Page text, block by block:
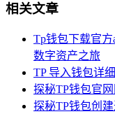
相关文章
Tp钱包下载官
数字资产之旅
TP 导入钱包详
探秘TP钱包官
探秘TP钱包创